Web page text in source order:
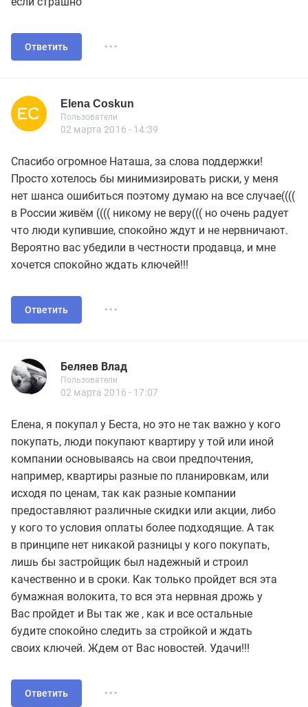
Ответить ...
Elena Coskun
Elena Coskun
Пользователи
Новичок
Пользователи
5 сообщений
02 марта 2016 - 14:39
Спасибо огромное Наташа, за слова поддержки!
Просто хотелось бы минимизировать риски, у меня
нет шанса ошибиться поэтому думаю на все случае((((
в России живём (((( никому не веру((( но очень радует
что люди купившие, спокойно ждут и не нервничают.
Вероятно вас убедили в честности продавца, и мне
хочется спокойно ждать ключей!!!
Ответить ...
Беляев Влад
Беляев Влад
Пользователи
Новичок
Пользователи
11 сообщений
02 марта 2016 - 17:07
Елена, я покупал у Беста, но это не так важно у кого
покупать, люди покупают квартиру у той или иной
компании основываясь на свои предпочтения,
например, квартиры разные по планировкам, или
исходя по ценам, так как разные компании
предоставляют различные скидки или акции, либо
у кого то условия оплаты более подходящие. А так
в принципе нет никакой разницы у кого покупать,
лишь бы застройщик был надежный и строил
качественно и в сроки. Как только пройдет вся эта
бумажная волокита, то вся эта нервная дрожь у
Вас пройдет и Вы так же , как и все остальные
будите спокойно следить за стройкой и ждать
своих ключей. Ждем от Вас новостей. Удачи!!!
Ответить ...